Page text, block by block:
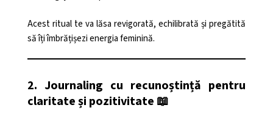
Acest ritual te va lăsa revigorată, echilibrată și pregătită
să îți îmbrățișezi energia feminină.
2. Journaling cu recunoștință pentru
claritate și pozitivitate 📖